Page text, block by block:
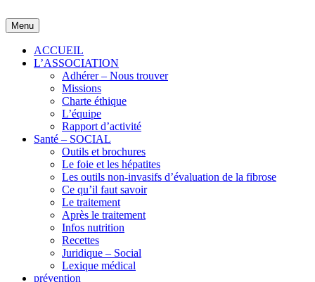
to
content
Menu
ACCUEIL
L’ASSOCIATION
Adhérer – Nous trouver
Missions
Charte éthique
L’équipe
Rapport d’activité
Santé – SOCIAL
Outils et brochures
Le foie et les hépatites
Les outils non-invasifs d’évaluation de la fibrose
Ce qu’il faut savoir
Le traitement
Après le traitement
Infos nutrition
Recettes
Juridique – Social
Lexique médical
prévention